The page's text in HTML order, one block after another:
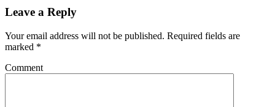
Leave a Reply
Your email address will not be published. Required fields are
marked *
Comment